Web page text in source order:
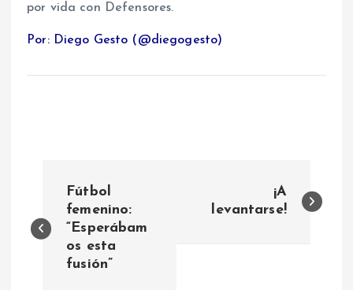
por vida con Defensores.
Por: Diego Gesto (@diegogesto)
a
Fútbol
femenino:
“Esperábam
os esta
fusión”
¡A
levantarse!